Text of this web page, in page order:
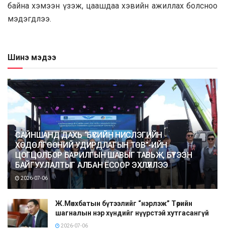
байна хэмээн үзэж, цаашдаа хэвийн ажиллах болсноо
мэдэгдлээ.
Шинэ мэдээ
САЙНШАНД ДАХЬ “БҮСИЙН НИСЛЭГИЙН
ХӨДӨЛГӨӨНИЙ УДИРДЛАГЫН ТӨВ”-ИЙН
ЦОГЦОЛБОР БАРИЛГЫН ШАВЫГ ТАВЬЖ, БҮТЭЭН
БАЙГУУЛАЛТЫГ АЛБАН ЁСООР ЭХЛҮҮЛЛЭЭ
2026-07-06
Ж.Мөнхбатын бүтээлийг “нэрлэж” Төрийн
шагналын нэр хүндийг нүүрстэй хутгасангүй
2026-07-06